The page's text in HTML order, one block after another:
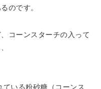
のです。
コーンスターチの入って
いる粉砂糖（コーンス